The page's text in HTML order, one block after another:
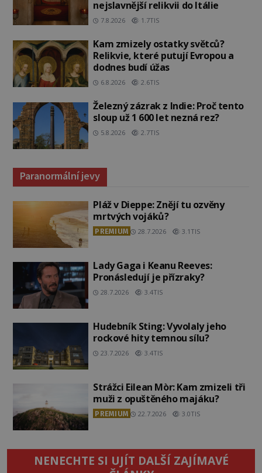
nejslavnější relikvii do Itálie
7.8.2026 1.7TIS
Kam zmizely ostatky světců?
Relikvie, které putují Evropou a
dodnes budí úžas
6.8.2026 2.6TIS
Železný zázrak z Indie: Proč tento
sloup už 1 600 let nezná rez?
5.8.2026 2.7TIS
Paranormální jevy
Pláž v Dieppe: Znějí tu ozvěny
mrtvých vojáků?
PREMIUM 28.7.2026 3.1TIS
Lady Gaga i Keanu Reeves:
Pronásledují je přízraky?
28.7.2026 3.4TIS
Hudebník Sting: Vyvolaly jeho
rockové hity temnou sílu?
23.7.2026 3.4TIS
Strážci Eilean Mòr: Kam zmizeli tři
muži z opuštěného majáku?
PREMIUM 22.7.2026 3.0TIS
NENECHTE SI UJÍT DALŠÍ ZAJÍMAVÉ